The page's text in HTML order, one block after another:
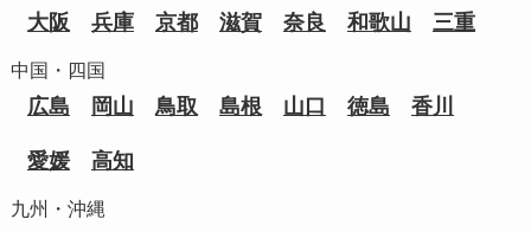
大阪 兵庫 京都 滋賀 奈良 和歌山 三重
中国・四国
広島 岡山 鳥取 島根 山口 徳島 香川
愛媛 高知
九州・沖縄